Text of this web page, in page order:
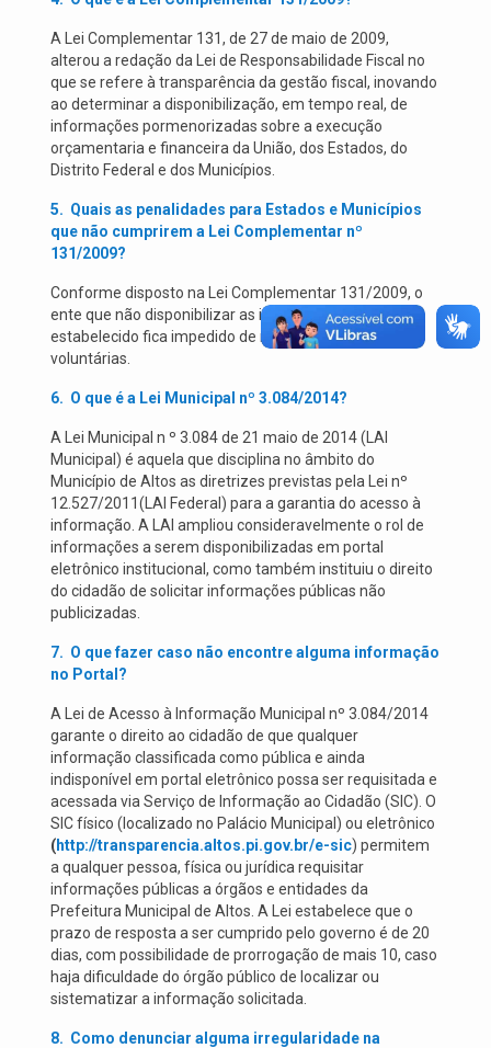
A Lei Complementar 131, de 27 de maio de 2009,
alterou a redação da Lei de Responsabilidade Fiscal no
que se refere à transparência da gestão fiscal, inovando
ao determinar a disponibilização, em tempo real, de
informações pormenorizadas sobre a execução
orçamentaria e financeira da União, dos Estados, do
Distrito Federal e dos Municípios.
5. Quais as penalidades para Estados e Municípios
que não cumprirem a Lei Complementar nº
131/2009?
Conforme disposto na Lei Complementar 131/2009, o
ente que não disponibilizar as informações no prazo
estabelecido fica impedido de receber transferências
voluntárias.
6. O que é a Lei Municipal nº 3.084/2014?
A Lei Municipal n º 3.084 de 21 maio de 2014 (LAI
Municipal) é aquela que disciplina no âmbito do
Município de Altos as diretrizes previstas pela Lei nº
12.527/2011(LAI Federal) para a garantia do acesso à
informação. A LAI ampliou consideravelmente o rol de
informações a serem disponibilizadas em portal
eletrônico institucional, como também instituiu o direito
do cidadão de solicitar informações públicas não
publicizadas.
7. O que fazer caso não encontre alguma informação
no Portal?
A Lei de Acesso à Informação Municipal nº 3.084/2014
garante o direito ao cidadão de que qualquer
informação classificada como pública e ainda
indisponível em portal eletrônico possa ser requisitada e
acessada via Serviço de Informação ao Cidadão (SIC). O
SIC físico (localizado no Palácio Municipal) ou eletrônico
(http://transparencia.altos.pi.gov.br/e-sic) permitem
a qualquer pessoa, física ou jurídica requisitar
informações públicas a órgãos e entidades da
Prefeitura Municipal de Altos. A Lei estabelece que o
prazo de resposta a ser cumprido pelo governo é de 20
dias, com possibilidade de prorrogação de mais 10, caso
haja dificuldade do órgão público de localizar ou
sistematizar a informação solicitada.
8. Como denunciar alguma irregularidade na